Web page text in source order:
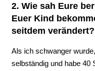
2. Wie sah Eure
Euer Kind
seitdem verändert?
Als ich schwanger
selbständig und habe 40